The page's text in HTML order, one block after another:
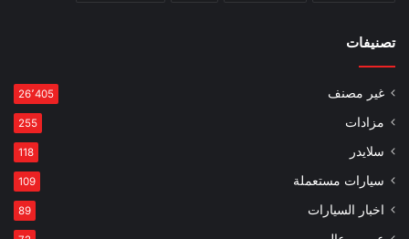
تصنيفات
غير مصنف 26٬405
مزادات 255
سلايدر 118
سيارات مستعملة 109
اخبار السيارات 89